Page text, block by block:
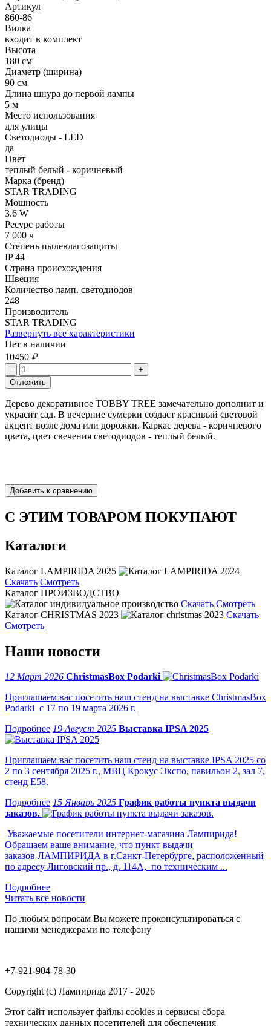
Артикул
860-86
Вилка
входит в комплект
Высота
180 см
Диаметр (ширина)
90 см
Длина шнура до первой лампы
5 м
Место использования
для улицы
Светодиоды - LED
да
Цвет
теплый белый - коричневый
Марка (бренд)
STAR TRADING
Мощность
3.6 W
Ресурс работы
7 000 ч
Степень пылевлагозащиты
IP 44
Страна происхождения
Швеция
Количество ламп. светодиодов
248
Производитель
STAR TRADING
Развернуть все характеристики
Нет в наличии
10450 ₽
Дерево декоративное TOBBY TREE замечательно дополнит и
украсит сад. В вечерние сумерки создаст красивый световой
акцент возле дома или дорожки. Каркас дерева - коричневого
цвета, цвет свечения светодиодов - теплый белый.
С ЭТИМ ТОВАРОМ ПОКУПАЮТ
Каталоги
Каталог LAMPIRIDA 2025
Скачать Смотреть
Каталог ПРОИЗВОДСТВО
Скачать Смотреть
Каталог CHRISTMAS 2023
Скачать
Смотреть
Наши новости
12 Март 2026 ChristmasBox Podarki
Приглашаем вас посетить наш стенд на выставке ChristmasBox
Podarki с 17 по 19 марта 2026 г.
19 Август 2025 Выставка IPSA 2025
Приглашаем вас посетить наш стенд на выставке IPSA 2025 со
2 по 3 сентября 2025 г., МВЦ Крокус Экспо, павильон 2, зал 7,
стенд Е58.
15 Январь 2025 График работы пункта выдачи
заказов.
Уважаемые посетители интернет-магазина Лампирида!
Обращаем ваше внимание, что пункт выдачи
заказов ЛАМПИРИДА в г.Санкт-Петербурге, расположенный
по адресу Лиговский пр., д. 114А, по техническим ...
Читать все новости
По любым вопросам Вы можете проконсультироваться с
нашими менеджерами по телефону
+7-921-904-78-30
Copyright (c) Лампирида 2017 - 2026
Этот сайт использует файлы cookies и сервисы сбора
технических данных посетителей для обеспечения